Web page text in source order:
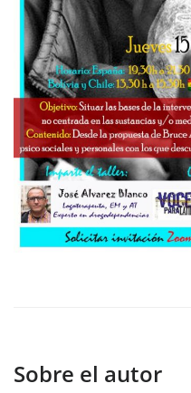
Sobre el autor